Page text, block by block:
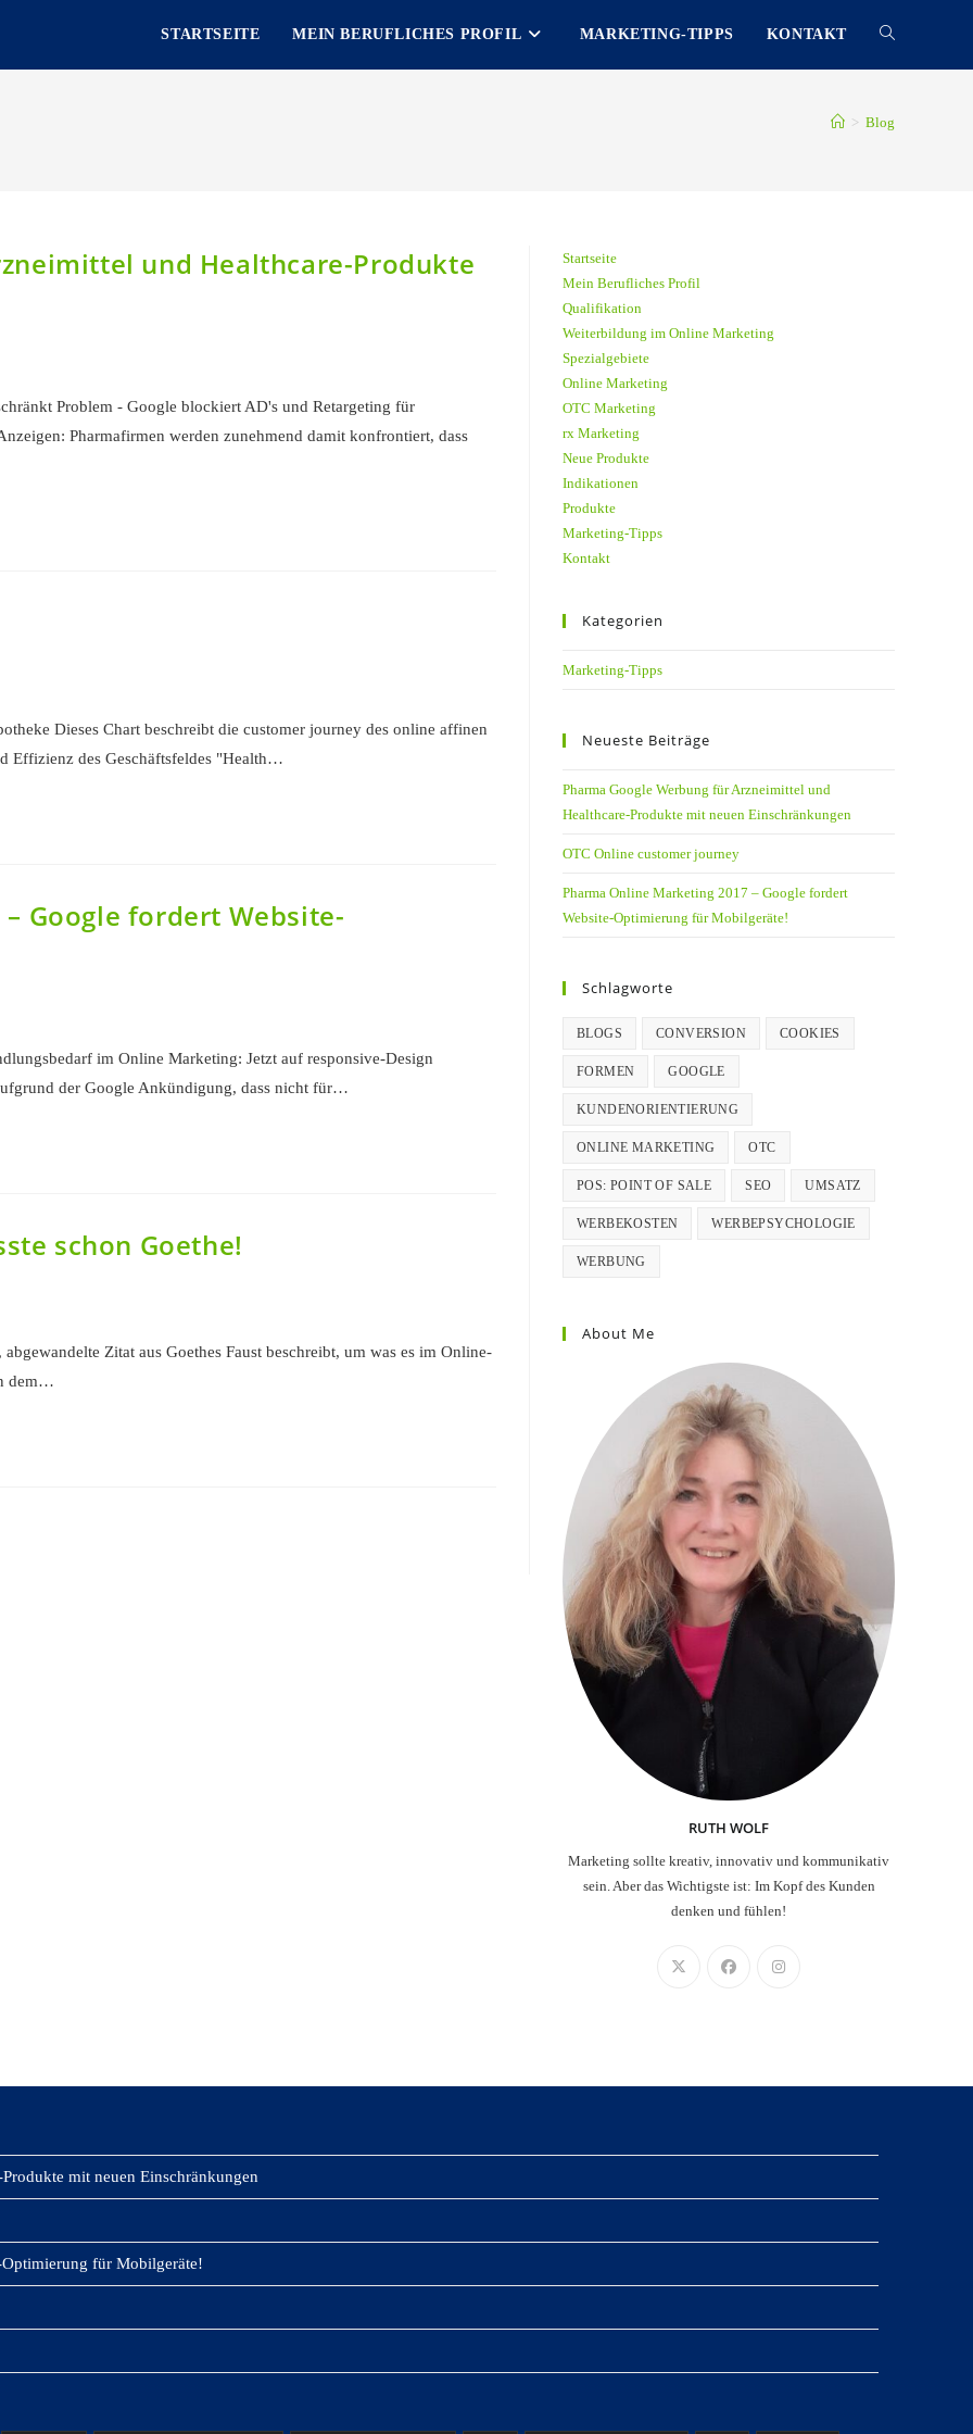
STARTSEITE MEIN BERUFLICHES PROFIL MARKETING-TIPPS KONTAKT TOGGLE
> Blog
und Healthcare-Produkte
Problem - Google blockiert AD's und Retargeting für
Pharmafirmen werden zunehmend damit konfrontiert, dass
Dieses Chart beschreibt die customer journey des online affinen
Effizienz des Geschäftsfeldes "Health…
Google fordert Website-
im Online Marketing: Jetzt auf responsive-Design
der Google Ankündigung, dass nicht für…
schon Goethe!
Zitat aus Goethes Faust beschreibt, um was es im Online-
dem…
Startseite
Mein Berufliches Profil
Qualifikation
Weiterbildung im Online Marketing
Spezialgebiete
Online Marketing
OTC Marketing
rx Marketing
Neue Produkte
Indikationen
Produkte
Marketing-Tipps
Kontakt
Kategorien
Marketing-Tipps
Neueste Beiträge
Pharma Google Werbung für Arzneimittel und
Healthcare-Produkte mit neuen Einschränkungen
OTC Online customer journey
Pharma Online Marketing 2017 – Google fordert
Website-Optimierung für Mobilgeräte!
Schlagworte
BLOGS CONVERSION COOKIES
FORMEN GOOGLE
KUNDENORIENTIERUNG
ONLINE MARKETING OTC
POS: POINT OF SALE SEO UMSATZ
WERBEKOSTEN WERBEPSYCHOLOGIE
WERBUNG
About Me
RUTH WOLF
Marketing sollte kreativ, innovativ und kommunikativ
sein. Aber das Wichtigste ist: Im Kopf des Kunden
denken und fühlen!
mit neuen Einschränkungen
für Mobilgeräte!